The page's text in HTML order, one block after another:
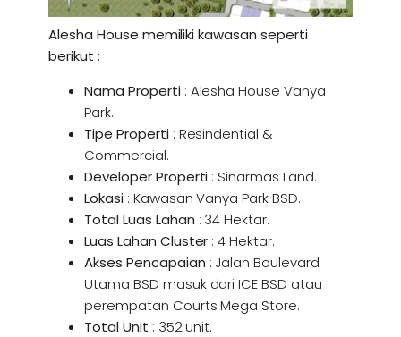
Alesha House memiliki kawasan seperti
berikut :
Nama Properti: Alesha House Vanya
Park.
Tipe Properti: Resindential &
Commercial.
Developer Properti : Sinarmas Land.
Lokasi: Kawasan Vanya Park BSD.
Total Luas Lahan : 34 Hektar.
Luas Lahan Cluster : 4 Hektar.
Akses Pencapaian : Jalan Boulevard
Utama BSD masuk dari ICE BSD atau
perempatan Courts Mega Store.
Total Unit : 352 unit.